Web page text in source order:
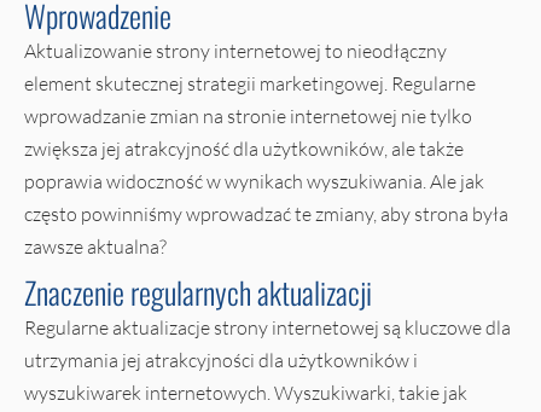
Wprowadzenie
Aktualizowanie strony internetowej to nieodłączny
element skutecznej strategii marketingowej. Regularne
wprowadzanie zmian na stronie internetowej nie tylko
zwiększa jej atrakcyjność dla użytkowników, ale także
poprawia widoczność w wynikach wyszukiwania. Ale jak
często powinniśmy wprowadzać te zmiany, aby strona była
zawsze aktualna?
Znaczenie regularnych aktualizacji
Regularne aktualizacje strony internetowej są kluczowe dla
utrzymania jej atrakcyjności dla użytkowników i
wyszukiwarek internetowych. Wyszukiwarki, takie jak